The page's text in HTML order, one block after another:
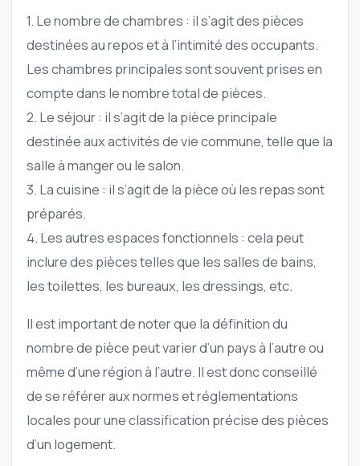
1. Le nombre de chambres : il s’agit des pièces
destinées au repos et à l’intimité des occupants.
Les chambres principales sont souvent prises en
compte dans le nombre total de pièces.
2. Le séjour : il s’agit de la pièce principale
destinée aux activités de vie commune, telle que la
salle à manger ou le salon.
3. La cuisine : il s’agit de la pièce où les repas sont
préparés.
4. Les autres espaces fonctionnels : cela peut
inclure des pièces telles que les salles de bains,
les toilettes, les bureaux, les dressings, etc.
Il est important de noter que la définition du
nombre de pièce peut varier d’un pays à l’autre ou
même d’une région à l’autre. Il est donc conseillé
de se référer aux normes et réglementations
locales pour une classification précise des pièces
d’un logement.